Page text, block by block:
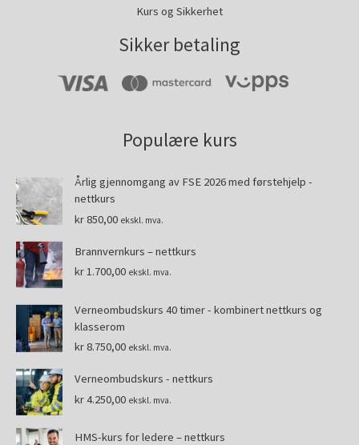
Kurs og Sikkerhet
Sikker betaling
Populære kurs
Årlig gjennomgang av FSE 2026 med førstehjelp -
nettkurs
kr850,00 ekskl. mva.
Brannvernkurs – nettkurs
kr1.700,00 ekskl. mva.
Verneombudskurs 40 timer - kombinert nettkurs og
klasserom
kr8.750,00 ekskl. mva.
Verneombudskurs - nettkurs
kr4.250,00 ekskl. mva.
HMS-kurs for ledere – nettkurs